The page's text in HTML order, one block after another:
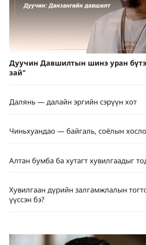
Дуучин Давшилтын шинэ уран
зай"
Далянь — далайн эргийн сэрүүн хот
Чиньхуандао — байгаль, соёлын
Алтан бумба ба хутагт хувилгаадыг
Хувилгаан дүрийн залгамжлалын
үүссэн бэ?